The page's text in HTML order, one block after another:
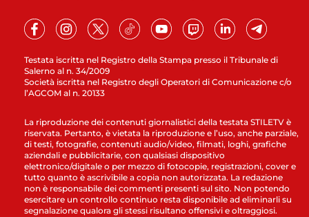
Testata iscritta nel Registro della Stampa presso il Tribunale di
Salerno al n. 34/2009
Società iscritta nel Registro degli Operatori di Comunicazione c/o
l’AGCOM al n. 20133
La riproduzione dei contenuti giornalistici della testata STILETV è
riservata. Pertanto, è vietata la riproduzione e l’uso, anche parziale,
di testi, fotografie, contenuti audio/video, filmati, loghi, grafiche
aziendali e pubblicitarie, con qualsiasi dispositivo
elettronico/digitale o per mezzo di fotocopie, registrazioni, cover e
tutto quanto è ascrivibile a copia non autorizzata. La redazione
non è responsabile dei commenti presenti sul sito. Non potendo
esercitare un controllo continuo resta disponibile ad eliminarli su
segnalazione qualora gli stessi risultano offensivi e oltraggiosi.